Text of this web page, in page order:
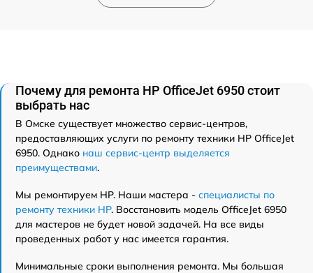
Почему для ремонта HP OfficeJet 6950 стоит
выбрать нас
В Омске существует множество сервис-центров,
предоставляющих услуги по ремонту техники HP OfficeJet
6950. Однако наш сервис-центр выделяется
преимуществами.
Мы ремонтируем HP. Наши мастера - специалисты по
ремонту техники HP. Восстановить модель OfficeJet 6950
для мастеров не будет новой задачей. На все виды
проведенных работ у нас имеется гарантия.
Минимальные сроки выполнения ремонта. Мы большая